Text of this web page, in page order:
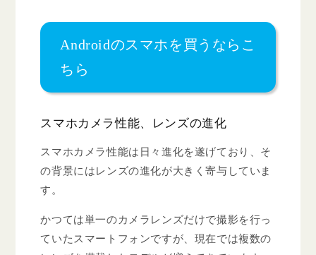
Androidのスマホを買うならこ
ちら
スマホカメラ性能、レンズの進化
スマホカメラ性能は日々進化を遂げており、そ
の背景にはレンズの進化が大きく寄与していま
す。
かつては単一のカメラレンズだけで撮影を行っ
ていたスマートフォンですが、現在では複数の